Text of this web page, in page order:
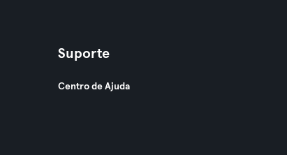
Suporte
Centro de Ajuda